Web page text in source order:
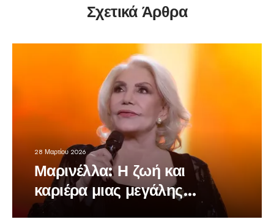
Σχετικά Άρθρα
28 Μαρτίου 2026
Μαρινέλλα: Η ζωή και
καριέρα μιας μεγάλης
τραγουδίστριας